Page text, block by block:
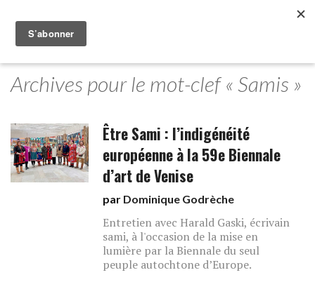
Archives pour le mot-clef « Samis »
Être Sami : l’indigénéité
européenne à la 59e Biennale
d’art de Venise
par Dominique Godrèche
Entretien avec Harald Gaski, écrivain
sami, à l'occasion de la mise en
lumière par la Biennale du seul
peuple autochtone d’Europe.